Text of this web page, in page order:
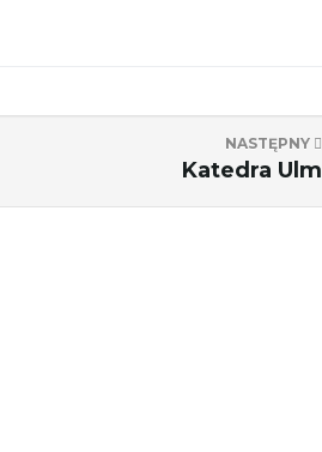
NASTĘPNY
Katedra Ulm